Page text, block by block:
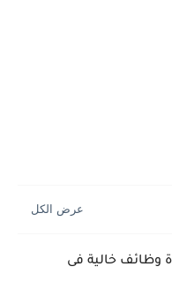
وظائف خالية فى